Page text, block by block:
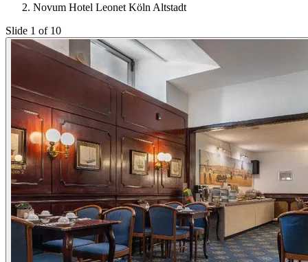
Novum Hotel Leonet Köln Altstadt
Slide 1 of 10